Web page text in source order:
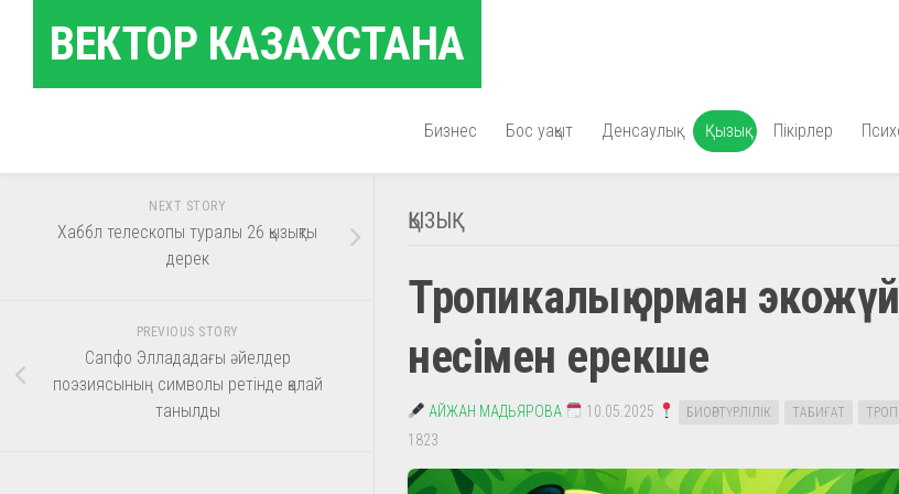
contentВЕКТОР КАЗАХСТАНА
Бизнес Бос уақыт Денсаулық Қызық Пікірлер
ҚЫЗЫҚ
Тропикалық орман
несімен ерекше
АЙЖАН МАДЬЯРОВА 10.05.2025 БИОӘРТҮРЛІЛІК ТАБИҒАТ
1823
NEXT STORY
Хаббл телескопы туралы 26 қызықты
дерек
PREVIOUS STORY
Сапфо Эллададағы әйелдер
поэзиясының символы ретінде қалай
танылды